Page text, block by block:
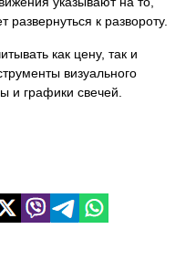
к развороту.
как цену, так и
визуального
и графики свечей.